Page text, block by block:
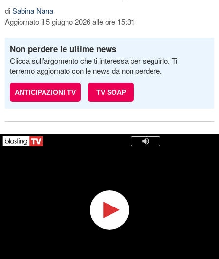
diSabina Nana
Aggiornato il 5 giugno 2026 alle ore 15:31
Non perdere le ultime news
Clicca sull’argomento che ti interessa per seguirlo. Ti
terremo aggiornato con le news da non perdere.
ANTICIPAZIONI TV TV SOAP